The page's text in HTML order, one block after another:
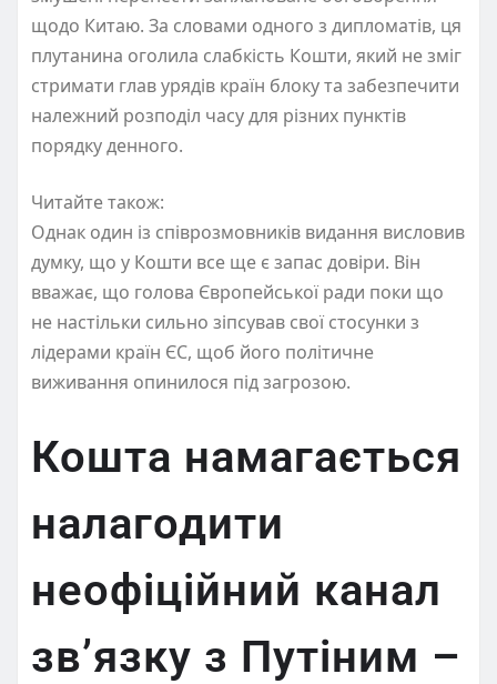
щодо Китаю. За словами одного з дипломатів, ця
плутанина оголила слабкість Кошти, який не зміг
стримати глав урядів країн блоку та забезпечити
належний розподіл часу для різних пунктів
порядку денного.
Читайте також:
Однак один із співрозмовників видання висловив
думку, що у Кошти все ще є запас довіри. Він
вважає, що голова Європейської ради поки що
не настільки сильно зіпсував свої стосунки з
лідерами країн ЄС, щоб його політичне
виживання опинилося під загрозою.
Кошта намагається
налагодити
неофіційний канал
зв’язку з Путіним –